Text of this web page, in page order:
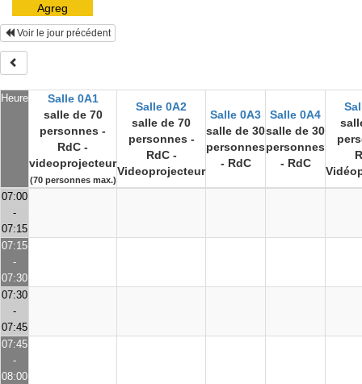
Agreg
Voir le jour précédent
Heure
Salle 0A1
salle de 70
personnes -
RdC -
videoprojecteur
(70 personnes max.)
Salle 0A2
salle de 70
personnes -
RdC -
Videoprojecteur
Salle 0A3
salle de 30
personnes
- RdC
Salle 0A4
salle de 30
personnes
- RdC
07:00
-
07:15
07:15
-
07:30
07:30
-
07:45
07:45
-
08:00